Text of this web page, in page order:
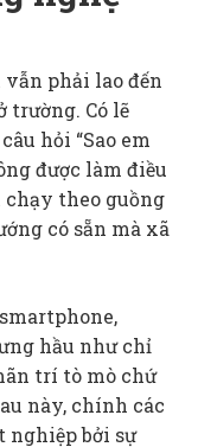
phải lao đến
trường. Có lẽ
hỏi “Sao em
được làm điều
theo guồng
có sẵn mà xã
hầu như chỉ
trí tò mò chứ
này, chính các
nghiệp bởi sự